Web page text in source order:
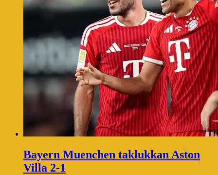
Bayern Muenchen taklukkan Aston
Villa 2-1